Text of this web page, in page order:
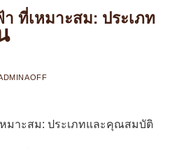
ที่เหมาะสม: ประเภท